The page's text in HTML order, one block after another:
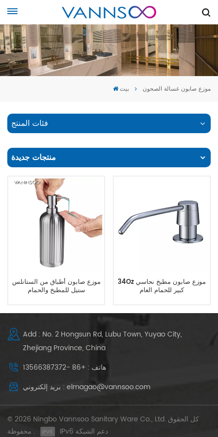
بيت موزع صابون غسالة الصحون
فئات المنتج
منتجات جديدة
موزع صابون أطباق من الستانلس
ستيل للمطبخ والحمام
34Oz موزع صابون مطبخ نحاسي
كبير للحمام العام
Add : No. 2 Hongsun Rd, Lubu Town, Yuyao City,
Zhejiang Province, China
هاتف : +86 -13566387372
بريد إلكتروني : elmagao@vannsoo.com
© 2026 Ningbo Vannsoo Sanitary Ware Co., Ltd. كل الحقوق
محفوظة .
IPv6 دعم الشبكة